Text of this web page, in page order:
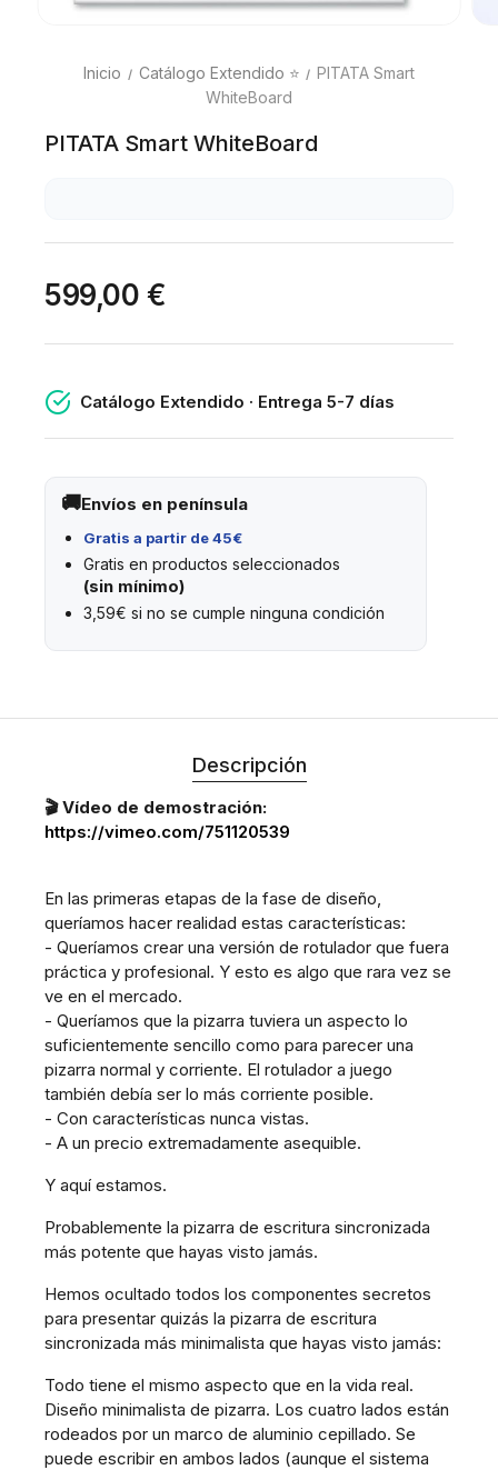
Inicio Catálogo Extendido ⭐
PITATA Smart
WhiteBoard
PITATA Smart WhiteBoard
599,00 €
Catálogo Extendido · Entrega 5-7 días
Envíos en península
Gratis a partir de 45€
Gratis en productos seleccionados
(sin mínimo)
3,59€ si no se cumple ninguna condición
Descripción
🎬 Vídeo de demostración:
https://vimeo.com/751120539
En las primeras etapas de la fase de diseño,
queríamos hacer realidad estas características:
- Queríamos crear una versión de rotulador que fuera
práctica y profesional. Y esto es algo que rara vez se
ve en el mercado.
- Queríamos que la pizarra tuviera un aspecto lo
suficientemente sencillo como para parecer una
pizarra normal y corriente. El rotulador a juego
también debía ser lo más corriente posible.
- Con características nunca vistas.
- A un precio extremadamente asequible.
Y aquí estamos.
Probablemente la pizarra de escritura sincronizada
más potente que hayas visto jamás.
Hemos ocultado todos los componentes secretos
para presentar quizás la pizarra de escritura
sincronizada más minimalista que hayas visto jamás:
Todo tiene el mismo aspecto que en la vida real.
Diseño minimalista de pizarra. Los cuatro lados están
rodeados por un marco de aluminio cepillado. Se
puede escribir en ambos lados (aunque el sistema